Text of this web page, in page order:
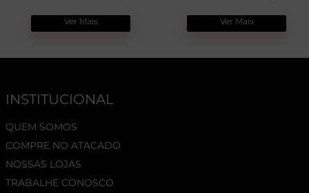
Ver Mais Ver Mais
INSTITUCIONAL
QUEM SOMOS
COMPRE NO ATACADO
NOSSAS LOJAS
TRABALHE CONOSCO